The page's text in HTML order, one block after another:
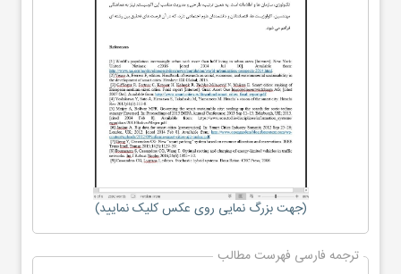
(جهت بزرگ نمایی روی عکس کلیک نمایید)
ترجمه فارسی فهرست مطالب